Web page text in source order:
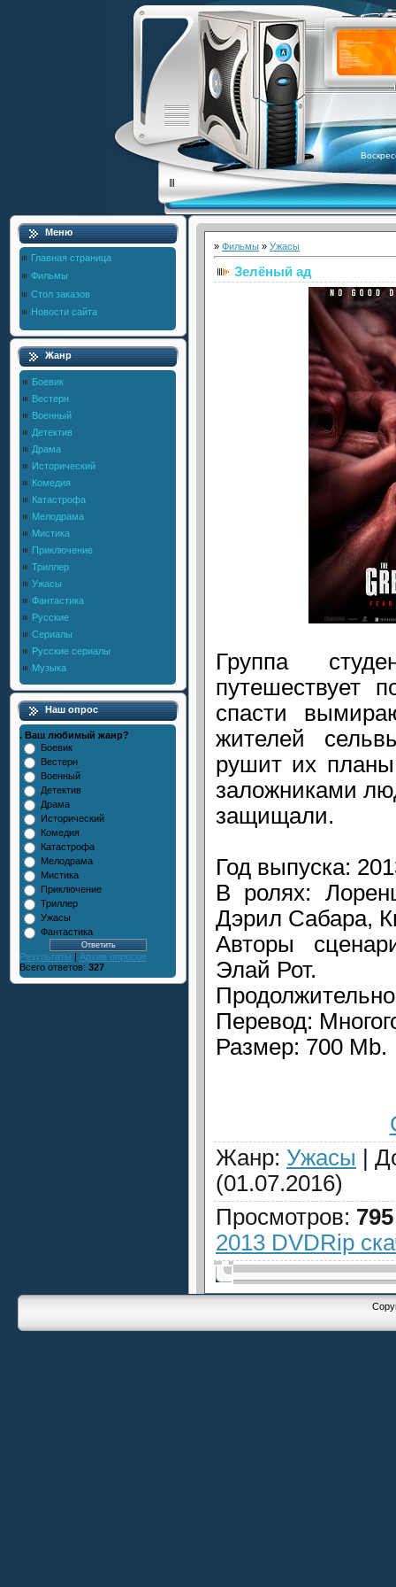
Меню
Главная страница
Фильмы
Стол заказов
Новости сайта
Жанр
Боевик
Вестерн
Военный
Детектив
Драма
Исторический
Комедия
Катастрофа
Мелодрама
Мистика
Приключение
Триллер
Ужасы
Фантастика
Русские
Сериалы
Русские сериалы
Музыка
Наш опрос
. Ваш любимый жанр?
Боевик
Вестерн
Военный
Детектив
Драма
Исторический
Комедия
Катастрофа
Мелодрама
Мистика
Приключение
Триллер
Ужасы
Фантастика
Результаты | Архив опросов
Всего ответов: 327
» Фильмы » Ужасы
Зелёный ад
Группа
путешествует
спасти
жителей
рушит их планы
заложниками
защищали.
Год выпуска:
В ролях:
Дэрил Сабара,
Авторы
Элай Рот.
Перевод:
Размер: 700 Mb.
Жанр: Ужасы |
(01.07.2016)
Просмотров: 795
2013 DVDRip